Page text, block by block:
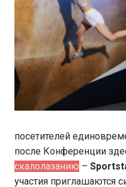
посетителей
после Конференции
скалолазанию –
участия приглашаются